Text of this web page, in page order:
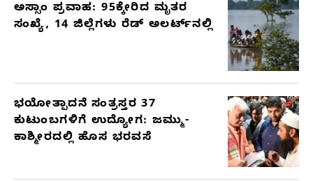
ಅಸ್ಸಾಂ ಪ್ರವಾಹ: 95ಕ್ಕೇರಿದ ಮೃತರ
ಸಂಖ್ಯೆ, 14 ಜಿಲ್ಲೆಗಳು ರೆಡ್ ಅಲರ್ಟ್‌ನಲ್ಲಿ
ಭಯೋತ್ಪಾದನೆ ಸಂತ್ರಸ್ತರ 37
ಕುಟುಂಬಗಳಿಗೆ ಉದ್ಯೋಗ: ಜಮ್ಮು-
ಕಾಶ್ಮೀರದಲ್ಲಿ ಹೊಸ ಭರವಸೆ